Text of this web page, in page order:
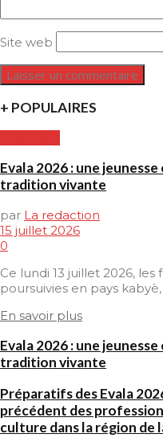
Site web
+ POPULAIRES
Evala 2026 : une
tradition vivante
par La redaction
15 juillet 2026
0
Ce lundi 13 juillet 2026, les
poursuivies en pays
En savoir plus
Evala 2026 : une
tradition vivante
Préparatifs des Evala
précédent des
culture dans la région de